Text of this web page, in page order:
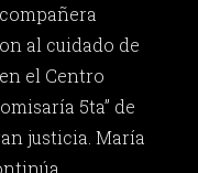
al cuidado de
el Centro
5ta” de
justicia. María